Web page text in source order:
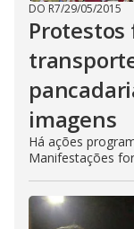
DO R7/29/05/2015
imagens
Há ações
Manifestações